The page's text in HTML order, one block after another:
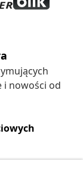
i nowości od